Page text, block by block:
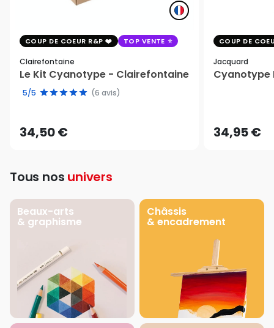
COUP DE COEUR R&P TOP VENTE
Clairefontaine
Le Kit Cyanotype - Clairefontaine
5/5 (6 avis)
34,50 €
COUP DE
Jacquard
Cyanotype
34,95 €
Tous nos univers
Beaux-arts
& graphisme
Châssis
& encadrement